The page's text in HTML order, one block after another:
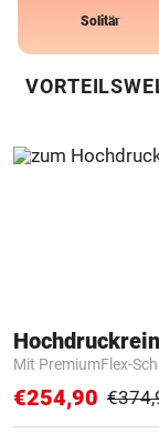
Solitär
Mit PremiumFlex-
€254,90